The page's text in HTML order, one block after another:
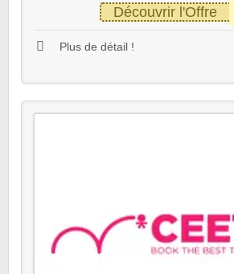
Découvrir l'Offre
Plus de détail !